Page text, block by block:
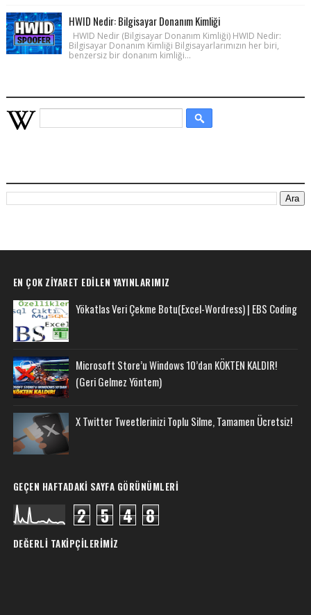
HWID Nedir: Bilgisayar Donanım Kimliği
HWID Nedir (Bilgisayar Donanım Kimliği) HWID Nedir:
Bilgisayar Donanım Kimliği Bilgisayarlarımızın her biri,
benzersiz bir donanım kimliği...
EN ÇOK ZIYARET EDILEN YAYINLARIMIZ
Yökatlas Veri Çekme Botu(Excel-Wordress) | EBS Coding
Microsoft Store’u Windows 10’dan KÖKTEN KALDIR!
(Geri Gelmez Yöntem)
X Twitter Tweetlerinizi Toplu Silme, Tamamen Ücretsiz!
GEÇEN HAFTADAKI SAYFA GÖRÜNÜMLERI
2 5 4 8
DEĞERLI TAKIPÇILERIMIZ